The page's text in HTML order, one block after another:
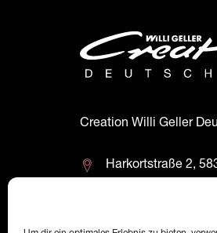
Creation Willi Geller
Harkortstraße 2,